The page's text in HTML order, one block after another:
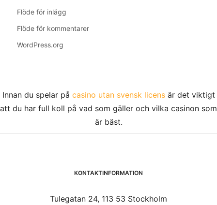
Flöde för inlägg
Flöde för kommentarer
WordPress.org
Innan du spelar på casino utan svensk licensär det viktigt
att du har full koll på vad som gäller och vilka casinon som
är bäst.
KONTAKTINFORMATION
Tulegatan 24, 113 53 Stockholm